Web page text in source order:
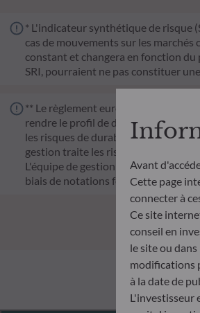
* L'indicateur synthétique de risque
cas de mouvements sur les
constant et changera en fonction du
SRI, pourraient ne pas constituer
** Le règlement européen sur la
rendre le profil de durabilité des
les risques de durabilité ou les
gestion traite les risques de
L'équipe de gestion suit un objectif
biais de notations fournies par le
Avant
Cette page
connecter à
Ce site
conseil en
le site ou
modifications
à la date de
L'investisseur